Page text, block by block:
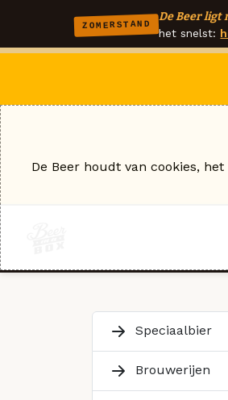
ZOMERSTAND
De Beer ligt
het snelst:
Speciaalbier
Brouwerijen
De Beer houdt van cookies,